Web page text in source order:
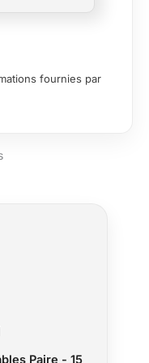
kg (4 kg à
la version
4 de 34
sont
et confort
ET
– Le
poids de
fournies par